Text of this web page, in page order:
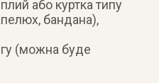
або куртка типу
бандана),
(можна буде